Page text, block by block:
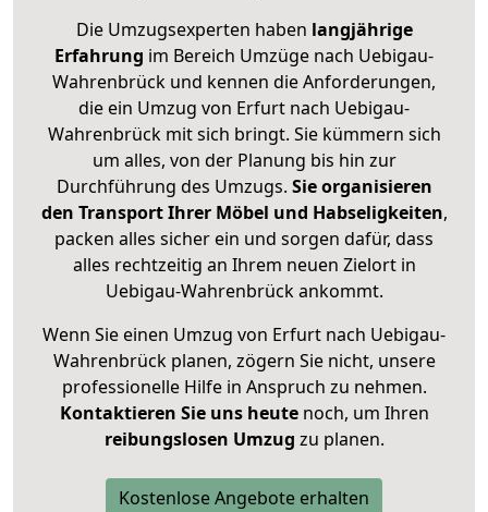
Die Umzugsexperten haben langjährige
Erfahrung im Bereich Umzüge nach Uebigau-
Wahrenbrück und kennen die Anforderungen,
die ein Umzug von Erfurt nach Uebigau-
Wahrenbrück mit sich bringt. Sie kümmern sich
um alles, von der Planung bis hin zur
Durchführung des Umzugs. Sie organisieren
den Transport Ihrer Möbel und Habseligkeiten,
packen alles sicher ein und sorgen dafür, dass
alles rechtzeitig an Ihrem neuen Zielort in
Uebigau-Wahrenbrück ankommt.
Wenn Sie einen Umzug von Erfurt nach Uebigau-
Wahrenbrück planen, zögern Sie nicht, unsere
professionelle Hilfe in Anspruch zu nehmen.
Kontaktieren Sie uns heutenoch, um Ihren
reibungslosen Umzug zu planen.
Kostenlose Angebote erhalten